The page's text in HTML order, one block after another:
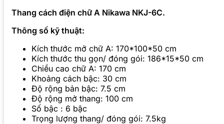
Thang cách điện chữ A Nikawa NKJ-6C.
Thông số kỹ thuật:
Kích thước mở chữ A: 170*100*50 cm
Kích thước thu gọn/ đóng gói: 186*15*50 cm
Chiều cao chữ A: 170 cm
Khoảng cách bậc: 30 cm
Độ rộng bản bậc: 7.5 cm
Độ rộng mở thang: 100 cm
Số bậc : 6 bậc
Trọng lượng thang/ đóng gói: 7.5kg